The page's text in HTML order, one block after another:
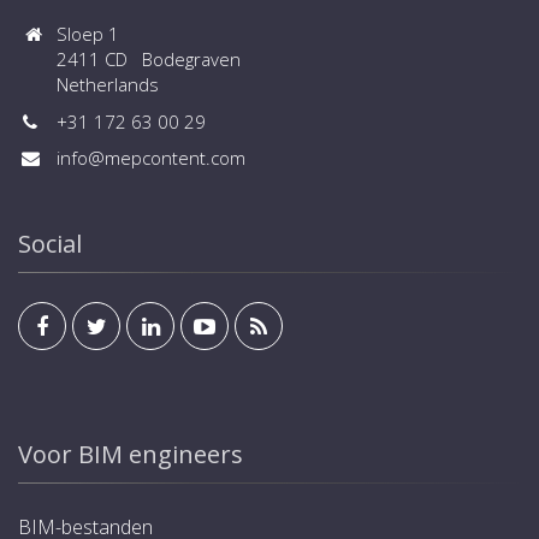
Sloep 1
2411 CD Bodegraven
Netherlands
+31 172 63 00 29
info@mepcontent.com
Social
Voor BIM engineers
BIM-bestanden